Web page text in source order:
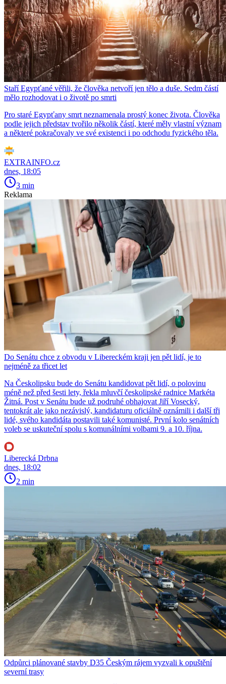
Staří Egypťané věřili, že člověka netvoří jen tělo a duše. Sedm částí
mělo rozhodovat i o životě po smrti
Pro staré Egypťany smrt neznamenala prostý konec života. Člověka
podle jejich představ tvořilo několik částí, které měly vlastní význam
a některé pokračovaly ve své existenci i po odchodu fyzického těla.
EXTRAINFO.cz
dnes, 18:05
3 min
Reklama
Do Senátu chce z obvodu v Libereckém kraji jen pět lidí, je to
nejméně za třicet let
Na Českolipsku bude do Senátu kandidovat pět lidí, o polovinu
méně než před šesti lety, řekla mluvčí českolipské radnice Markéta
Žitná. Post v Senátu bude už podruhé obhajovat Jiří Vosecký,
tentokrát ale jako nezávislý, kandidaturu oficiálně oznámili i další tři
lidé, svého kandidáta postavili také komunisté. První kolo senátních
voleb se uskuteční spolu s komunálními volbami 9. a 10. října.
Liberecká Drbna
dnes, 18:02
2 min
Odpůrci plánované stavby D35 Českým rájem vyzvali k opuštění
severní trasy